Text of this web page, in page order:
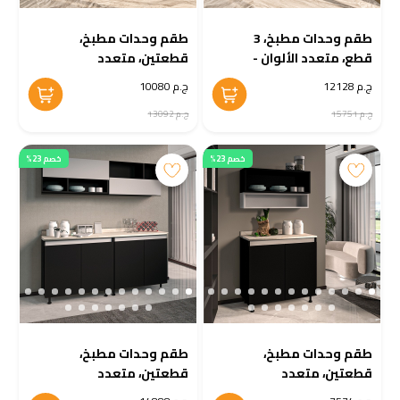
طقم وحدات مطبخ، 3
قطع، متعدد الألوان -
KM-EG38-199ج.م 12128
ج.م 15751
طقم وحدات مطبخ،
قطعتين، متعدد
الألوان - KM-EG38-198ج.م 10080
ج.م 13092
خصم 23%
طقم وحدات مطبخ،
قطعتين، متعدد
الألوان - KM-EG38-197
خصم 23%
طقم وحدات مطبخ،
قطعتين، متعدد
الألوان - KM-EG38-196